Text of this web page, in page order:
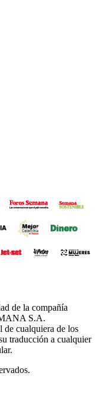
de la compañía
S.A.
de cualquiera de los
traducción a cualquier